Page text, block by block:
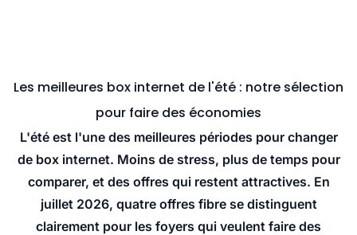
Streaming
Les meilleures box internet de l'été : notre sélection
pour faire des économies
L'été est l'une des meilleures périodes pour changer
de box internet. Moins de stress, plus de temps pour
comparer, et des offres qui restent attractives. En
juillet 2026, quatre offres fibre se distinguent
clairement pour les foyers qui veulent faire des